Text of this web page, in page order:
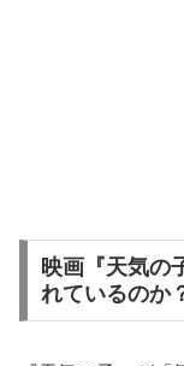
映画『天気の
れているのか